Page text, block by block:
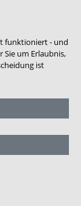
funktioniert - und
um Erlaubnis,
ist